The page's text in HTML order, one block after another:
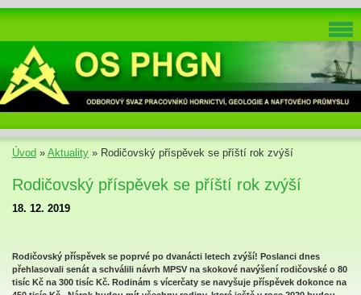
Úvod » Aktuality » Rodičovský příspěvek se příští rok zvýší
Rodičovský příspěvek se příští rok zvýší
18. 12. 2019
Rodičovský příspěvek se poprvé po dvanácti letech zvýší! Poslanci dnes
přehlasovali senát a schválili návrh MPSV na skokové navýšení rodičovské o 80
tisíc Kč na 300 tisíc Kč. Rodinám s vícerčaty se navyšuje příspěvek dokonce na